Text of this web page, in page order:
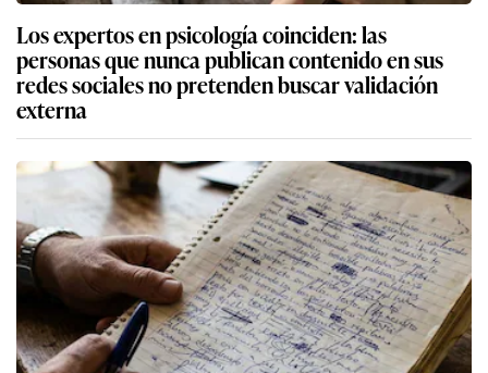
Los expertos en psicología coinciden: las
personas que nunca publican contenido en sus
redes sociales no pretenden buscar validación
externa